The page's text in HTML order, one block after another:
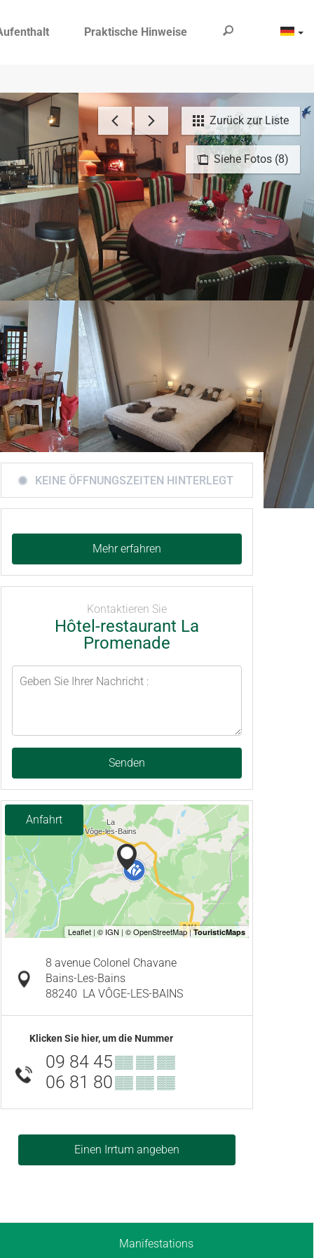
Praktische Hinweise
Siehe Fotos (8)
Zurück zur Liste
KEINE ÖFFNUNGSZEITEN HINTERLEGT
Mehr erfahren
Kontaktieren Sie
Hôtel-restaurant La
Promenade
Senden
Anfahrt
8 avenue Colonel Chavane
Bains-Les-Bains
88240 LA VÔGE-LES-BAINS
Klicken Sie hier, um die Nummer
09 84 45▒▒ ▒▒ ▒▒
06 81 80▒▒ ▒▒ ▒▒
Einen Irrtum angeben
Manifestations